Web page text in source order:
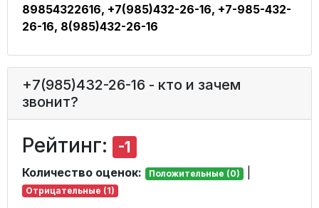
89854322616, +7(985)432-26-16, +7-985-432-
26-16, 8(985)432-26-16
+7(985)432-26-16 - кто и зачем
звонит?
Рейтинг: -1
Количество оценок: Положительные (0) |
Отрицательные (1)